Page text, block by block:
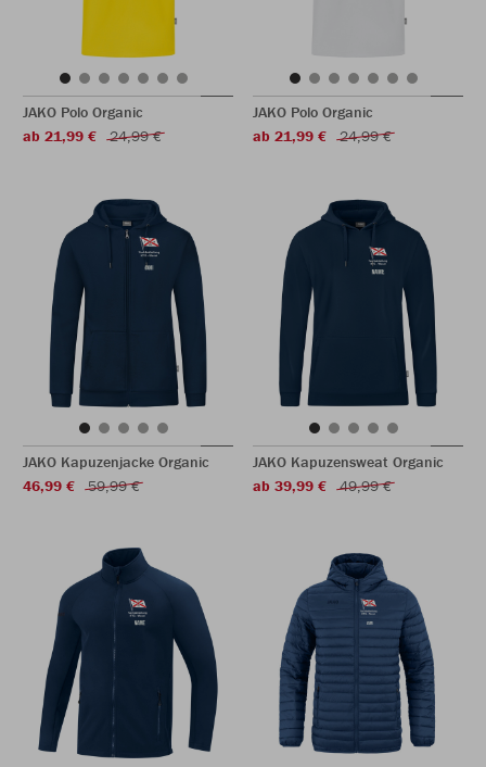
JAKO Polo Organic
ab 21,99 €
24,99 €
JAKO Polo Organic
ab 21,99 €
24,99 €
JAKO Kapuzenjacke Organic
46,99 €
59,99 €
JAKO Kapuzensweat Organic
ab 39,99 €
49,99 €